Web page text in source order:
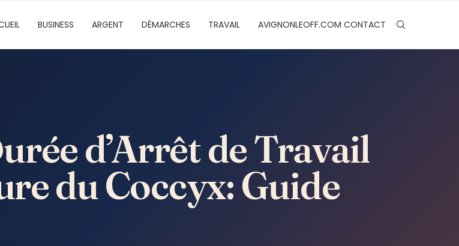
BUSINESS ARGENT DÉMARCHES TRAVAIL AVIGNONLEOFF.COM CONTACT
d’Arrêt de Travail
du Coccyx: Guide